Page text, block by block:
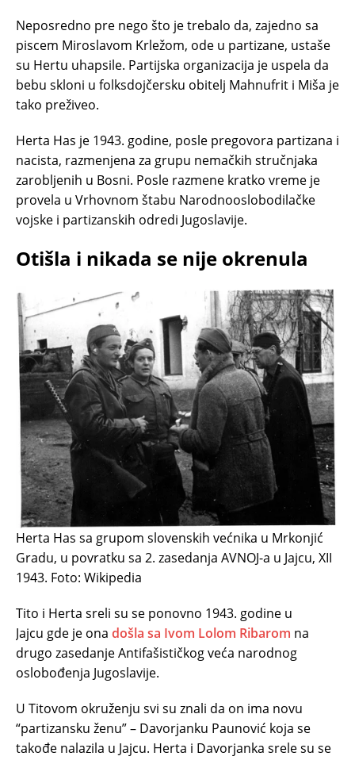
Neposredno pre nego što je trebalo da, zajedno sa
piscem Miroslavom Krležom, ode u partizane, ustaše
su Hertu uhapsile. Partijska organizacija je uspela da
bebu skloni u folksdojčersku obitelj Mahnufrit i Miša je
tako preživeo.
Herta Has je 1943. godine, posle pregovora partizana i
nacista, razmenjena za grupu nemačkih stručnjaka
zarobljenih u Bosni. Posle razmene kratko vreme je
provela u Vrhovnom štabu Narodnooslobodilačke
vojske i partizanskih odredi Jugoslavije.
Otišla i nikada se nije okrenula
Herta Has sa grupom slovenskih većnika u Mrkonjić
Gradu, u povratku sa 2. zasedanja AVNOJ-a u Jajcu, XII
1943. Foto: Wikipedia
Tito i Herta sreli su se ponovno 1943. godine u
Jajcu gde je ona došla sa Ivom Lolom Ribarom na
drugo zasedanje Antifašističkog veća narodnog
oslobođenja Jugoslavije.
U Titovom okruženju svi su znali da on ima novu
“partizansku ženu” – Davorjanku Paunović koja se
takođe nalazila u Jajcu. Herta i Davorjanka srele su se